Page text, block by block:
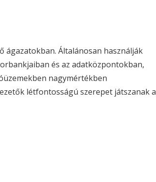
ágazatokban. Általánosan használják
és az adatközpontokban,
nagymértékben
létfontosságú szerepet játszanak a